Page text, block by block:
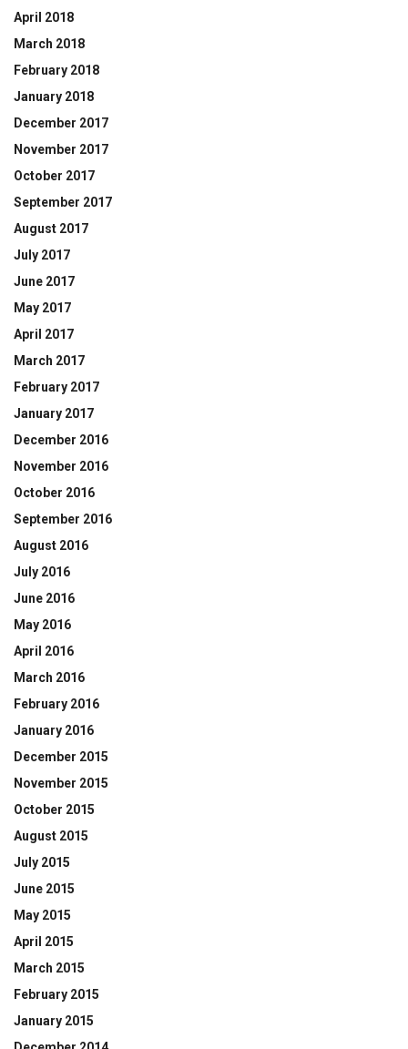
April 2018
March 2018
February 2018
January 2018
December 2017
November 2017
October 2017
September 2017
August 2017
July 2017
June 2017
May 2017
April 2017
March 2017
February 2017
January 2017
December 2016
November 2016
October 2016
September 2016
August 2016
July 2016
June 2016
May 2016
April 2016
March 2016
February 2016
January 2016
December 2015
November 2015
October 2015
August 2015
July 2015
June 2015
May 2015
April 2015
March 2015
February 2015
January 2015